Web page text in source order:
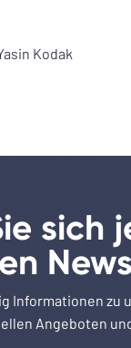
Kodak
sich
Informationen zu
Angeboten